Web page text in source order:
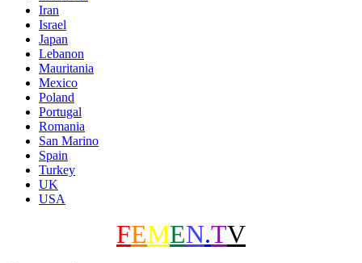
Iran
Israel
Japan
Lebanon
Mauritania
Mexico
Poland
Portugal
Romania
San Marino
Spain
Turkey
UK
USA
FEMEN.TV